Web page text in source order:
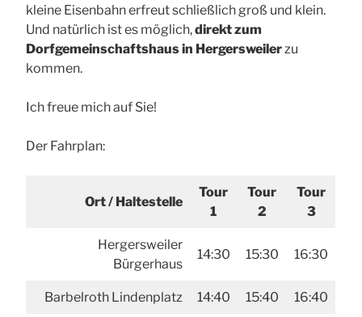
kleine Eisenbahn erfreut schließlich groß und klein.
Und natürlich ist es möglich,direkt zum
Dorfgemeinschaftshaus in Hergersweilerzu
kommen.
Ich freue mich auf Sie!
Der Fahrplan:
Ort / Haltestelle
Tour
1
Tour
2
Tour
3
Hergersweiler
Bürgerhaus
14:30 15:30 16:30
Barbelroth Lindenplatz 14:40 15:40 16:40